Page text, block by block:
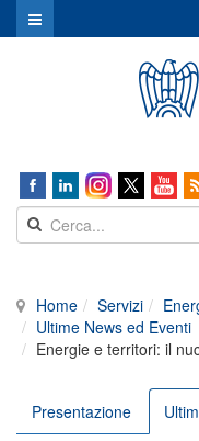
Home Servizi
Ultime News ed Eventi
Energie e territori: il
Presentazione